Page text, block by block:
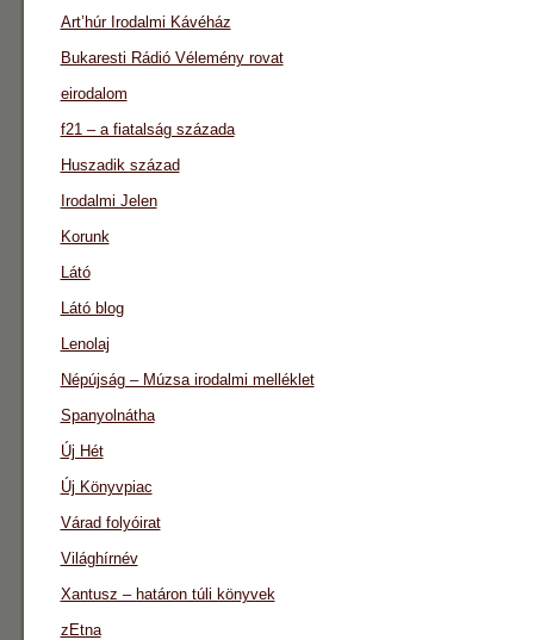
Art’húr Irodalmi Kávéház
Bukaresti Rádió Vélemény rovat
eirodalom
f21 – a fiatalság százada
Huszadik század
Irodalmi Jelen
Korunk
Látó
Látó blog
Lenolaj
Népújság – Múzsa irodalmi melléklet
Spanyolnátha
Új Hét
Új Könyvpiac
Várad folyóirat
Világhírnév
Xantusz – határon túli könyvek
zEtna